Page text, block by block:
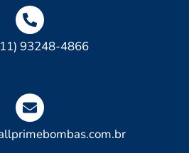
93248-4866